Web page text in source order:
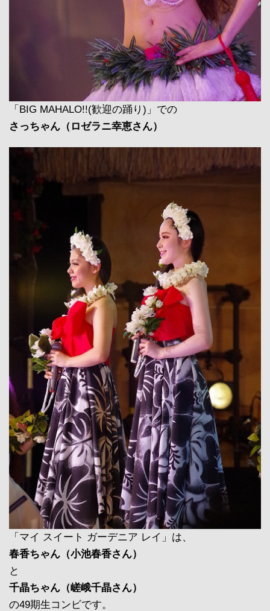
「BIG MAHALO!!(歓迎の踊り)」での
さっちゃん（ロゼラニ幸恵さん）
「マイ スイート ガーデニア レイ」は、
春香ちゃん（小池春香さん）
と
千晶ちゃん（嵯峨千晶さん）
の49期生コンビです。